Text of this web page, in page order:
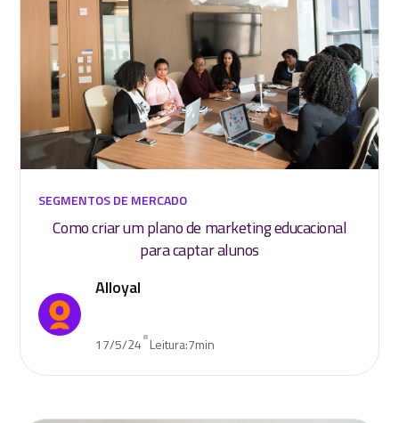
SEGMENTOS DE MERCADO
Como criar um plano de marketing educacional
para captar alunos
Alloyal
17/5/24•Leitura:7min